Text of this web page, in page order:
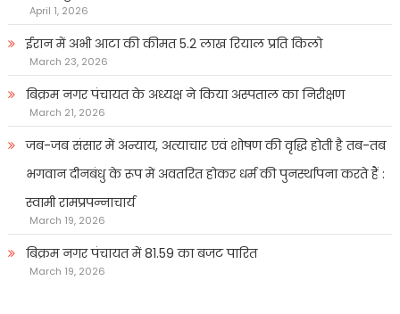
April 1, 2026
ईरान में अभी आटा की कीमत 5.2 लाख रियाल प्रति किलो
March 23, 2026
बिक्रम नगर पंचायत के अध्यक्ष ने किया अस्पताल का निरीक्षण
March 21, 2026
जब-जब संसार में अन्याय, अत्याचार एवं शोषण की वृद्धि होती है तब-तब
भगवान दीनबंधु के रूप में अवतरित होकर धर्म की पुनर्स्थापना करते हैं :
स्वामी रामप्रपन्नाचार्य
March 19, 2026
बिक्रम नगर पंचायत में 81.59 का बजट पारित
March 19, 2026